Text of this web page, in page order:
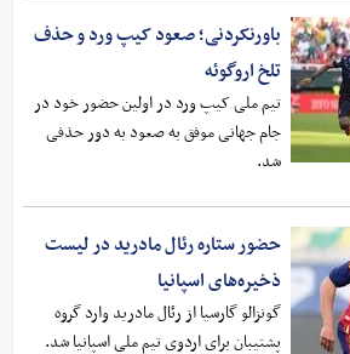
باورنکردنی؛ صعود کیپ ورد و حذف
تلخ اروگوئه
تیم ملی کیپ ورد در اولین حضور خود در
جام جهانی موفق به صعود به دور حذفی
شد.
حضور ستاره رئال مادرید در لیست
ذخیره‌های اسپانیا
گونزالو گارسیا از رئال مادرید وارد گروه
پشتیبان برای اردوی تیم ملی اسپانیا شد.